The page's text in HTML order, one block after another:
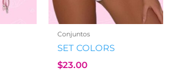
Conjuntos
SET COLORS
$23.00